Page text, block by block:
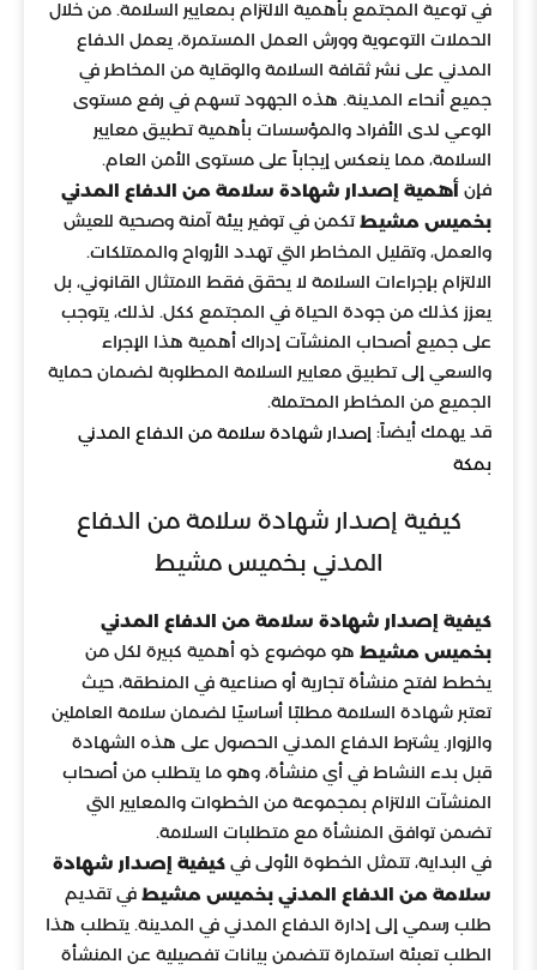
في توعية المجتمع بأهمية الالتزام بمعايير السلامة. من خلال
الحملات التوعوية وورش العمل المستمرة، يعمل الدفاع
المدني على نشر ثقافة السلامة والوقاية من المخاطر في
جميع أنحاء المدينة. هذه الجهود تسهم في رفع مستوى
الوعي لدى الأفراد والمؤسسات بأهمية تطبيق معايير
السلامة، مما ينعكس إيجاباً على مستوى الأمن العام.
فإن أهمية إصدار شهادة سلامة من الدفاع المدني
بخميس مشيطتكمن في توفير بيئة آمنة وصحية للعيش
والعمل، وتقليل المخاطر التي تهدد الأرواح والممتلكات.
الالتزام بإجراءات السلامة لا يحقق فقط الامتثال القانوني، بل
يعزز كذلك من جودة الحياة في المجتمع ككل. لذلك، يتوجب
على جميع أصحاب المنشآت إدراك أهمية هذا الإجراء
والسعي إلى تطبيق معايير السلامة المطلوبة لضمان حماية
الجميع من المخاطر المحتملة.
قد يهمك أيضاً: إصدار شهادة سلامة من الدفاع المدني
بمكة
كيفية إصدار شهادة سلامة من الدفاع
المدني بخميس مشيط
كيفية إصدار شهادة سلامة من الدفاع المدني
بخميس مشيط هو موضوع ذو أهمية كبيرة لكل من
يخطط لفتح منشأة تجارية أو صناعية في المنطقة، حيث
تعتبر شهادة السلامة مطلبًا أساسيًا لضمان سلامة العاملين
والزوار. يشترط الدفاع المدني الحصول على هذه الشهادة
قبل بدء النشاط في أي منشأة، وهو ما يتطلب من أصحاب
المنشآت الالتزام بمجموعة من الخطوات والمعايير التي
تضمن توافق المنشأة مع متطلبات السلامة.
في البداية، تتمثل الخطوة الأولى في كيفية إصدار شهادة
سلامة من الدفاع المدني بخميس مشيط في تقديم
طلب رسمي إلى إدارة الدفاع المدني في المدينة. يتطلب هذا
الطلب تعبئة استمارة تتضمن بيانات تفصيلية عن المنشأة